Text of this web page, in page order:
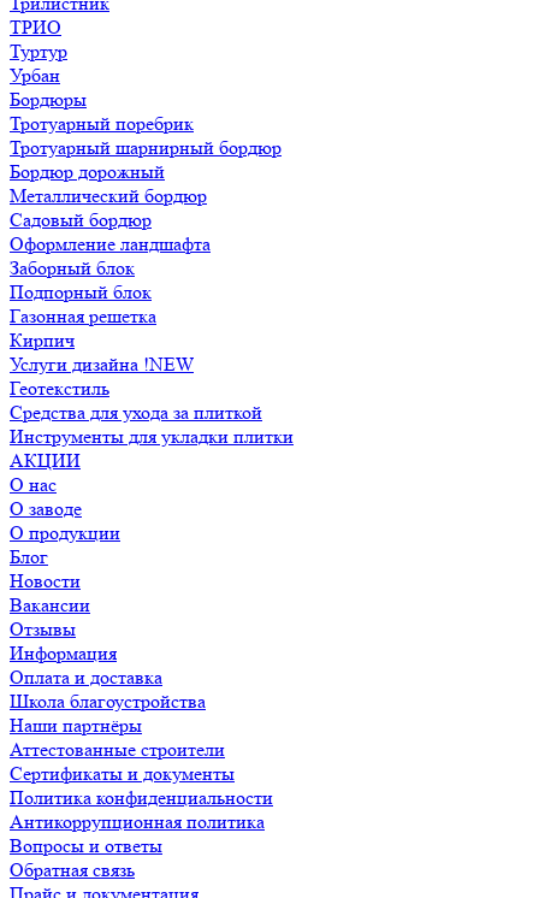
ТРИО
Туртур
Урбан
Бордюры
Тротуарный поребрик
Тротуарный шарнирный бордюр
Бордюр дорожный
Металлический бордюр
Садовый бордюр
Оформление ландшафта
Заборный блок
Подпорный блок
Газонная решетка
Кирпич
Услуги дизайна !NEW
Геотекстиль
Средства для ухода за плиткой
Инструменты для укладки плитки
АКЦИИ
О нас
О заводе
О продукции
Блог
Новости
Вакансии
Отзывы
Информация
Оплата и доставка
Школа благоустройства
Наши партнёры
Аттестованные строители
Сертификаты и документы
Политика конфиденциальности
Антикоррупционная политика
Вопросы и ответы
Обратная связь